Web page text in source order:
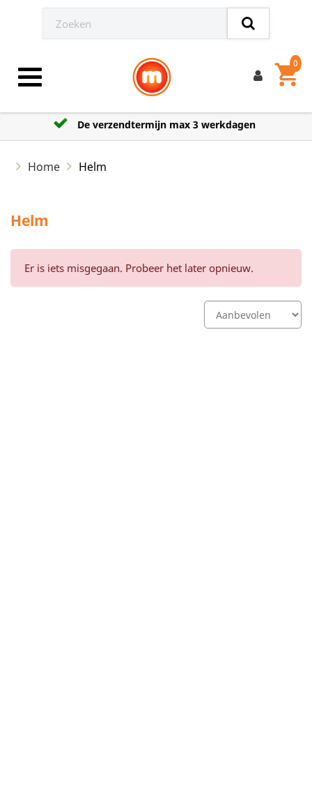
Toggle navigation shopping_cart
0
De verzendtermijn max 3 werkdagen
Home Helm
Helm
Er is iets misgegaan. Probeer het later opnieuw.